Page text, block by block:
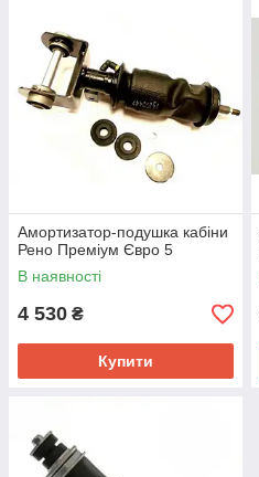
Амортизатор-подушка кабіни
Рено Преміум Євро 5
В наявності
4 530 ₴
Купити